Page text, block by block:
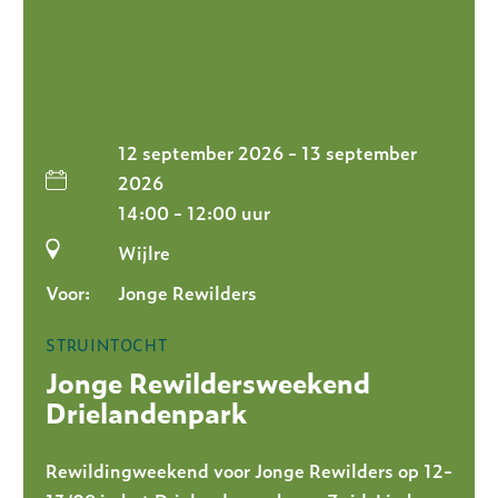
12 september 2026 - 13 september
2026
14:00 - 12:00 uur
Wijlre
Voor:
Jonge Rewilders
STRUINTOCHT
Jonge Rewildersweekend
Drielandenpark
Rewildingweekend voor Jonge Rewilders op 12-